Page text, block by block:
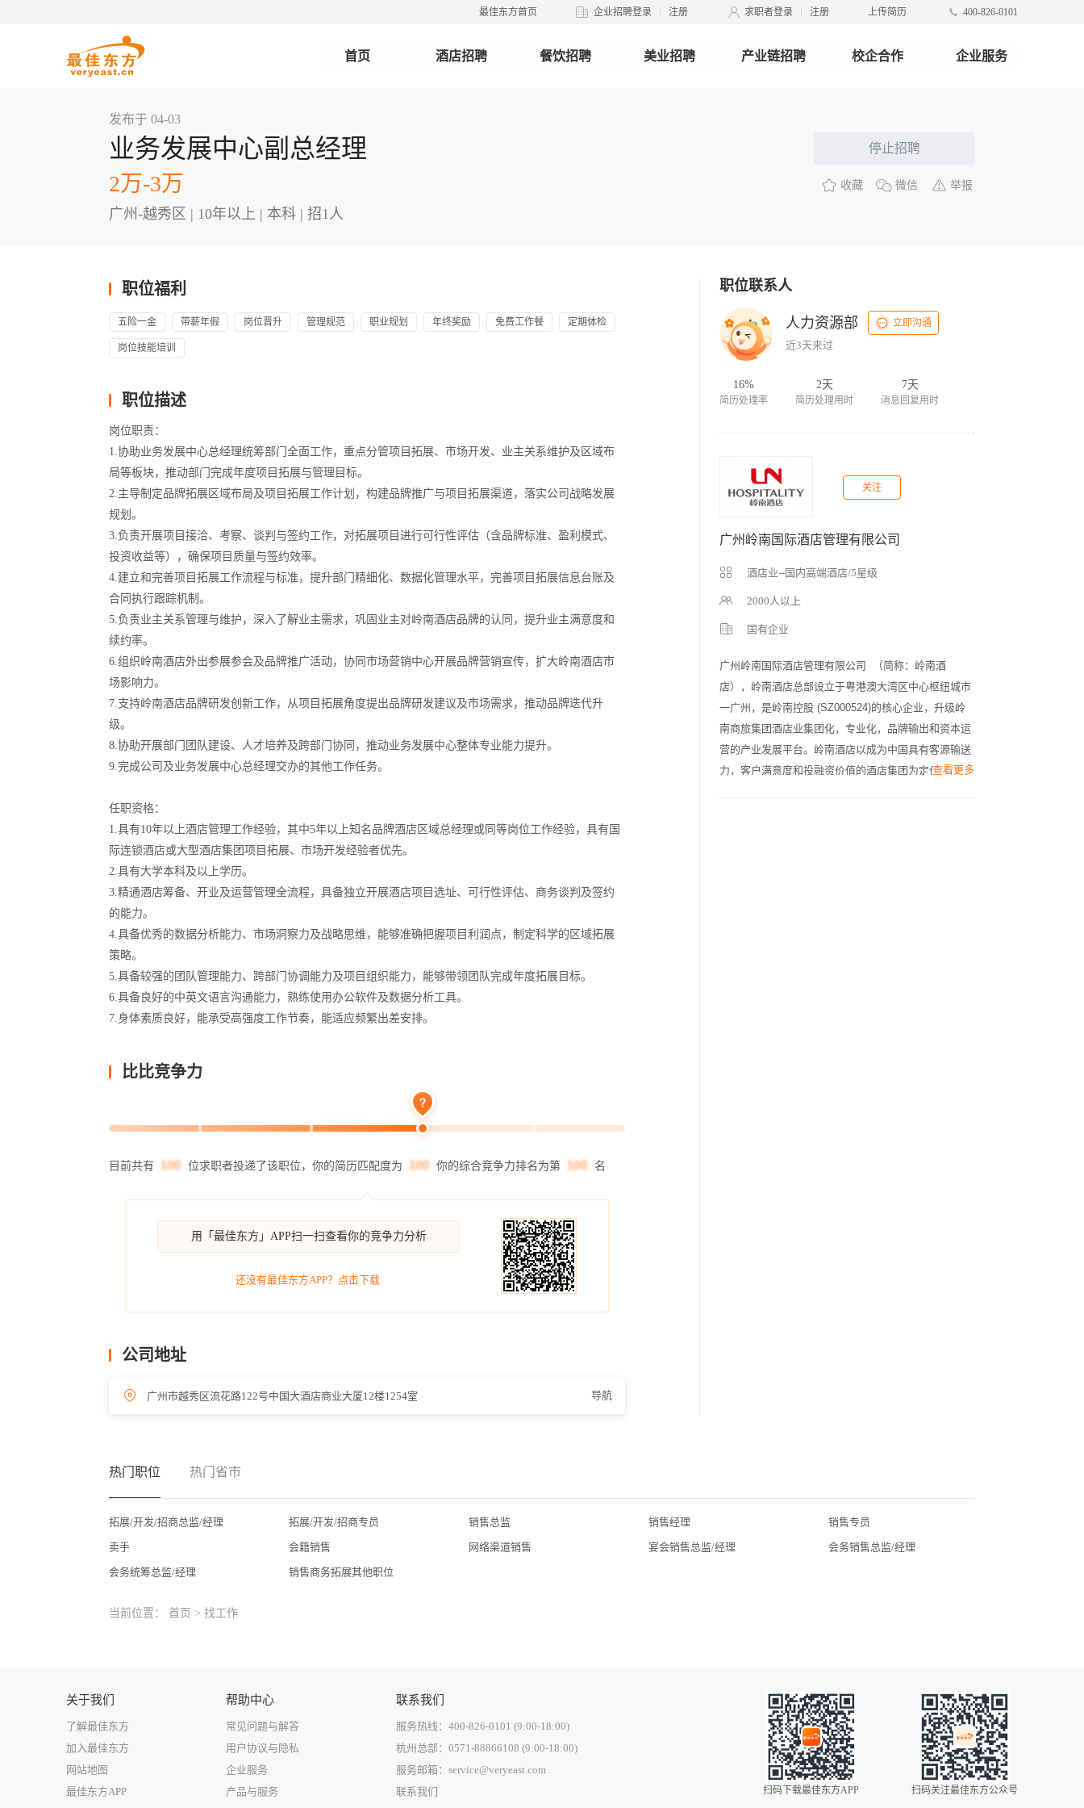
最佳东方首页 企业招聘登录 注册 求职者登录 注册 上传简历 400-826-0101
首页 酒店招聘 餐饮招聘 美业招聘 产业链招聘 校企合作 企业服务
发布于 04-03
业务发展中心副总经理
2万-3万
广州-越秀区 | 10年以上 | 本科 | 招1人
停止招聘
收藏 微信 举报
职位福利
五险一金 带薪年假 岗位晋升 管理规范 职业规划 年终奖励 免费工作餐 定期体检
岗位技能培训
职位描述
岗位职责：
1.协助业务发展中心总经理统筹部门全面工作，重点分管项目拓展、市场开发、业主关系维护及区域布
局等板块，推动部门完成年度项目拓展与管理目标。
2.主导制定品牌拓展区域布局及项目拓展工作计划，构建品牌推广与项目拓展渠道，落实公司战略发展
规划。
3.负责开展项目接洽、考察、谈判与签约工作，对拓展项目进行可行性评估（含品牌标准、盈利模式、
投资收益等），确保项目质量与签约效率。
4.建立和完善项目拓展工作流程与标准，提升部门精细化、数据化管理水平，完善项目拓展信息台账及
合同执行跟踪机制。
5.负责业主关系管理与维护，深入了解业主需求，巩固业主对岭南酒店品牌的认同，提升业主满意度和
续约率。
6.组织岭南酒店外出参展参会及品牌推广活动，协同市场营销中心开展品牌营销宣传，扩大岭南酒店市
场影响力。
7.支持岭南酒店品牌研发创新工作，从项目拓展角度提出品牌研发建议及市场需求，推动品牌迭代升
级。
8.协助开展部门团队建设、人才培养及跨部门协同，推动业务发展中心整体专业能力提升。
9.完成公司及业务发展中心总经理交办的其他工作任务。
任职资格：
1.具有10年以上酒店管理工作经验，其中5年以上知名品牌酒店区域总经理或同等岗位工作经验，具有国
际连锁酒店或大型酒店集团项目拓展、市场开发经验者优先。
2.具有大学本科及以上学历。
3.精通酒店筹备、开业及运营管理全流程，具备独立开展酒店项目选址、可行性评估、商务谈判及签约
的能力。
4.具备优秀的数据分析能力、市场洞察力及战略思维，能够准确把握项目利润点，制定科学的区域拓展
策略。
5.具备较强的团队管理能力、跨部门协调能力及项目组织能力，能够带领团队完成年度拓展目标。
6.具备良好的中英文语言沟通能力，熟练使用办公软件及数据分析工具。
7.身体素质良好，能承受高强度工作节奏，能适应频繁出差安排。
比比竞争力
目前共有 位求职者投递了该职位，你的简历匹配度为 你的综合竞争力排名为第 名
用「最佳东方」APP扫一扫查看你的竞争力分析
还没有最佳东方APP？点击下载
公司地址
广州市越秀区流花路122号中国大酒店商业大厦12楼1254室 导航
职位联系人
人力资源部 立即沟通
近3天来过
16%
简历处理率
2天
简历处理用时
7天
消息回复用时
关注
广州岭南国际酒店管理有限公司
酒店业--国内高端酒店/5星级
2000人以上
国有企业
广州岭南国际酒店管理有限公司  （简称：岭南酒
店），岭南酒店总部设立于粤港澳大湾区中心枢纽城市
一广州，是岭南控股 (SZ000524)的核心企业，升级岭
南商旅集团酒店业集团化，专业化，品牌输出和资本运
营的产业发展平台。岭南酒店以成为中国具有客源输送
力，客户满意度和投融资价值的酒店集团为定位，深度
查看更多
热门职位 热门省市
拓展/开发/招商总监/经理 拓展/开发/招商专员 销售总监 销售经理 销售专员
卖手 会籍销售 网络渠道销售 宴会销售总监/经理 会务销售总监/经理
会务统筹总监/经理 销售商务拓展其他职位
昆明酒店招聘
全国酒店招聘
苏州酒店招聘
无锡酒店招聘
扬州酒店招聘
当前位置： 首页 > 找工作
关于我们
了解最佳东方
加入最佳东方
网站地图
最佳东方APP
帮助中心
常见问题与解答
用户协议与隐私
企业服务
产品与服务
联系我们
服务热线：400-826-0101 (9:00-18:00)
杭州总部：0571-88866108 (9:00-18:00)
服务邮箱：service@veryeast.com
联系我们
扫码下载最佳东方APP 扫码关注最佳东方公众号